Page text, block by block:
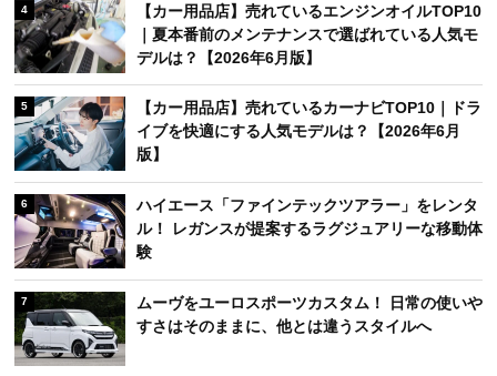
4
【カー用品店】売れているエンジンオイルTOP10
｜夏本番前のメンテナンスで選ばれている人気モ
デルは？【2026年6月版】
5
【カー用品店】売れているカーナビTOP10｜ドラ
イブを快適にする人気モデルは？【2026年6月
版】
6
ハイエース「ファインテックツアラー」をレンタ
ル！ レガンスが提案するラグジュアリーな移動体
験
7
ムーヴをユーロスポーツカスタム！ 日常の使いや
すさはそのままに、他とは違うスタイルへ